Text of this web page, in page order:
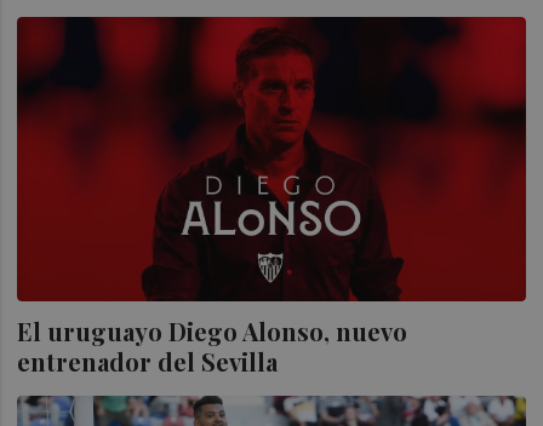
El uruguayo Diego Alonso, nuevo
entrenador del Sevilla